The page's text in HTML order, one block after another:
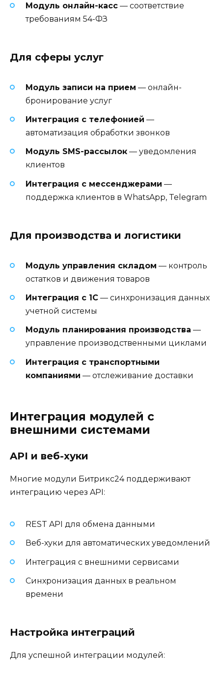
Модуль онлайн-касс — соответствие
требованиям 54-ФЗ
Для сферы услуг
Модуль записи на прием — онлайн-
бронирование услуг
Интеграция с телефонией —
автоматизация обработки звонков
Модуль SMS-рассылок — уведомления
клиентов
Интеграция с мессенджерами —
поддержка клиентов в WhatsApp, Telegram
Для производства и логистики
Модуль управления складом — контроль
остатков и движения товаров
Интеграция с 1С — синхронизация данных
учетной системы
Модуль планирования производства —
управление производственными циклами
Интеграция с транспортными
компаниями — отслеживание доставки
Интеграция модулей с
внешними системами
API и веб-хуки
Многие модули Битрикс24 поддерживают
интеграцию через API:
REST API для обмена данными
Веб-хуки для автоматических уведомлений
Интеграция с внешними сервисами
Синхронизация данных в реальном
времени
Настройка интеграций
Для успешной интеграции модулей: